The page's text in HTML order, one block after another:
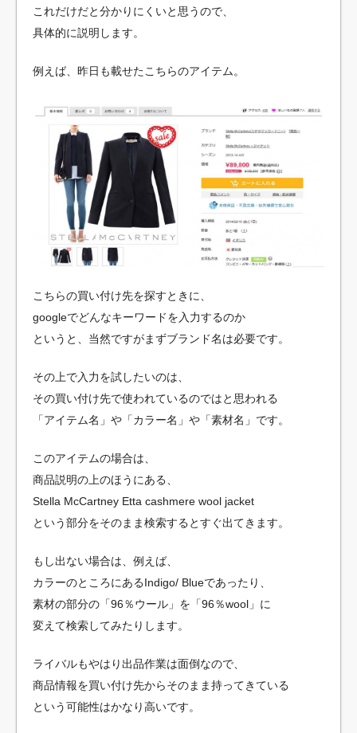
これだけだと分かりにくいと思うので、
具体的に説明します。
例えば、昨日も載せたこちらのアイテム。
こちらの買い付け先を探すときに、
googleでどんなキーワードを入力するのか
というと、当然ですがまずブランド名は必要です。
その上で入力を試したいのは、
その買い付け先で使われているのではと思われる
「アイテム名」や「カラー名」や「素材名」です。
このアイテムの場合は、
商品説明の上のほうにある、
Stella McCartney Etta cashmere wool jacket
という部分をそのまま検索するとすぐ出てきます。
もし出ない場合は、例えば、
カラーのところにあるIndigo/ Blueであったり、
素材の部分の「96％ウール」を「96％wool」に
変えて検索してみたりします。
ライバルもやはり出品作業は面倒なので、
商品情報を買い付け先からそのまま持ってきている
という可能性はかなり高いです。